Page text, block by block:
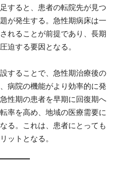
すると、患者の転院先が見つ
が発生する。急性期病床は一
れることが前提であり、長期
迫する要因となる。
することで、急性期治療後の
病院の機能がより効率的に発
性期の患者を早期に回復期へ
率を高め、地域の医療需要に
る。これは、患者にとっても
ットとなる。